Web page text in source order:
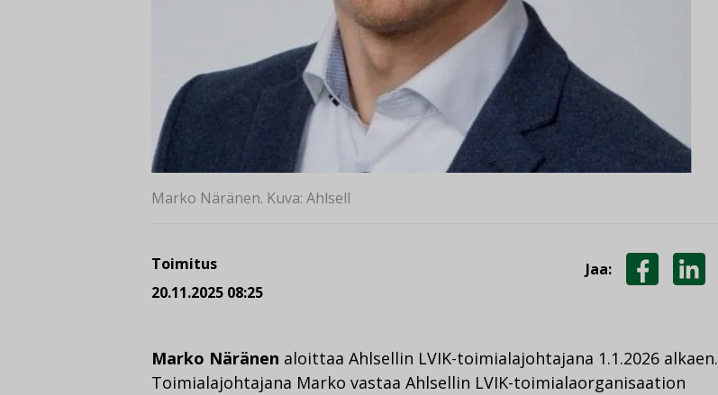
Marko Näränen. Kuva: Ahlsell
Toimitus
20.11.2025 08:25
Jaa:
Marko Näränen aloittaa Ahlsellin LVIK-toimialajohtajana 1.1.2026 alkaen.
Toimialajohtajana Marko vastaa Ahlsellin LVIK-toimialaorganisaation